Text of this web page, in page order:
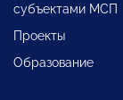
субъектами МСП
Проекты
Образование